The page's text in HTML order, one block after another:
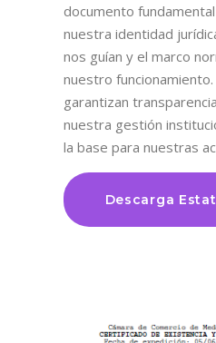
documento
nuestra identidad
nos guían y el marco
nuestro
garantizan
nuestra gestión
la base para nuestras
Descarga